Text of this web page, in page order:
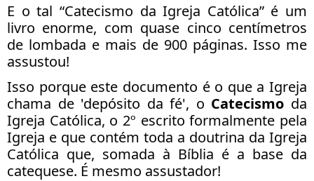
E o tal “Catecismo da Igreja Católica” é um
livro enorme, com quase cinco centímetros
de lombada e mais de 900 páginas. Isso me
assustou!
Isso porque este documento é o que a Igreja
chama de 'depósito da fé', o Catecismo da
Igreja Católica, o 2º escrito formalmente pela
Igreja e que contém toda a doutrina da Igreja
Católica que, somada à Bíblia é a base da
catequese. É mesmo assustador!